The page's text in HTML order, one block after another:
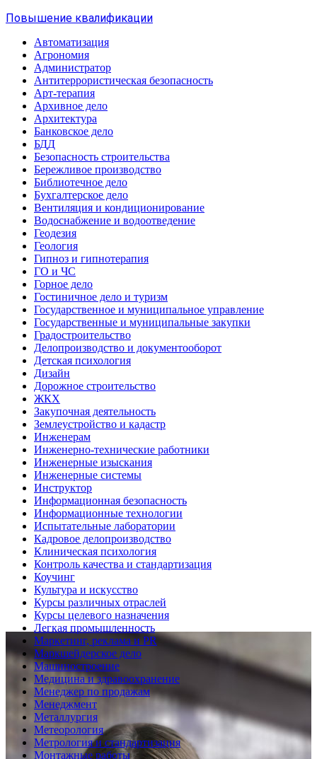
Повышение квалификации
Автоматизация
Агрономия
Администратор
Антитеррористическая безопасность
Арт-терапия
Архивное дело
Архитектура
Банковское дело
БДД
Безопасность строительства
Бережливое производство
Библиотечное дело
Бухгалтерское дело
Вентиляция и кондиционирование
Водоснабжение и водоотведение
Геодезия
Геология
Гипноз и гипнотерапия
ГО и ЧС
Горное дело
Гостиничное дело и туризм
Государственное и муниципальное управление
Государственные и муниципальные закупки
Градостроительство
Делопроизводство и документооборот
Детская психология
Дизайн
Дорожное строительство
ЖКХ
Закупочная деятельность
Землеустройство и кадастр
Инженерам
Инженерно-технические работники
Инженерные изыскания
Инженерные системы
Инструктор
Информационная безопасность
Информационные технологии
Испытательные лаборатории
Кадровое делопроизводство
Клиническая психология
Контроль качества и стандартизация
Коучинг
Культура и искусство
Курсы различных отраслей
Курсы целевого назначения
Легкая промышленность
Маркетинг, реклама и PR
Маркшейдерское дело
Машиностроение
Медицина и здравоохранение
Менеджер по продажам
Менеджмент
Металлургия
Метеорология
Метрология и стандартизация
Монтажные работы